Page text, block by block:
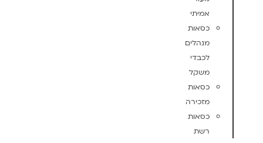
אמיתי
כסאות
מנהלים
לכבדי
משקל
כסאות
מזכירה
כסאות
רשת